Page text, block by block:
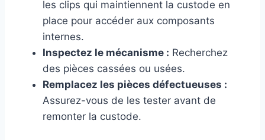
les clips qui maintiennent la custode en
place pour accéder aux composants
internes.
Inspectez le mécanisme : Recherchez
des pièces cassées ou usées.
Remplacez les pièces défectueuses :
Assurez-vous de les tester avant de
remonter la custode.